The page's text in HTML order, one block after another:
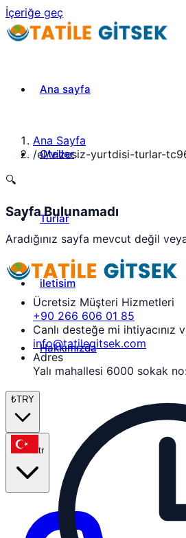
İçeriğe geç
Ana sayfa
Oteller
Turlar
iletisim
Hakkımızda
₺TRY
tr
Ana Sayfa
/el/vizesiz-yurtdisi-turlar-
🔍
Sayfa Bulunamadı
Aradığınız sayfa mevcut değil
Ücretsiz Müşteri Hizmetleri
+90 266 606 01 85
Canlı desteğe mi ihtiyacınız
info@tatilegitsek.com
Adres
Yalı mahallesi 6000 sokak